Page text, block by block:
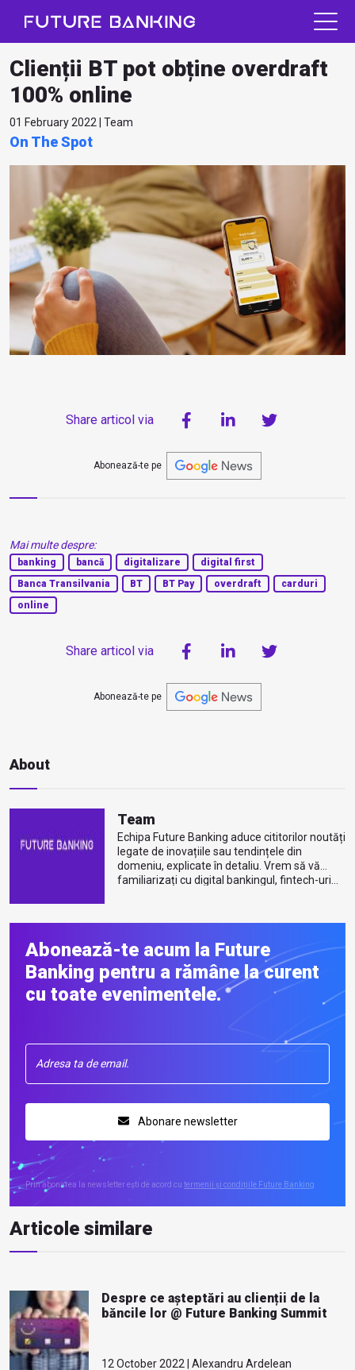
Clienții BT pot obține overdraft
100% online
01 February 2022 | Team
On The Spot
Share articol via
Abonează-te pe
Mai multe despre:
banking bancă digitalizare
digital first
Banca Transilvania
BT BT Pay overdraft
carduri
online
Share articol via
Abonează-te pe
About
Team
Echipa Future Banking aduce cititorilor noutăți
legate de inovațiile sau tendințele din
domeniu, explicate în detaliu. Vrem să vă
familiarizați cu digital bankingul, fintech-uri...
Abonează-te acum la Future
Banking pentru a rămâne la curent
cu toate evenimentele.
Abonare newsletter
Prin abonarea la newsletter ești de acord cu termenii și condițiile Future Banking
Articole similare
Despre ce așteptări au clienții de la
băncile lor @ Future Banking Summit
12 October 2022 | Alexandru Ardelean